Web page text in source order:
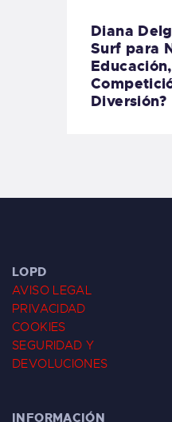
Diana
Surf para
Educación,
Diversión?
LOPD
AVISO LEGAL
PRIVACIDAD
COOKIES
SEGURIDAD Y
DEVOLUCIONES
INFORMACIÓN